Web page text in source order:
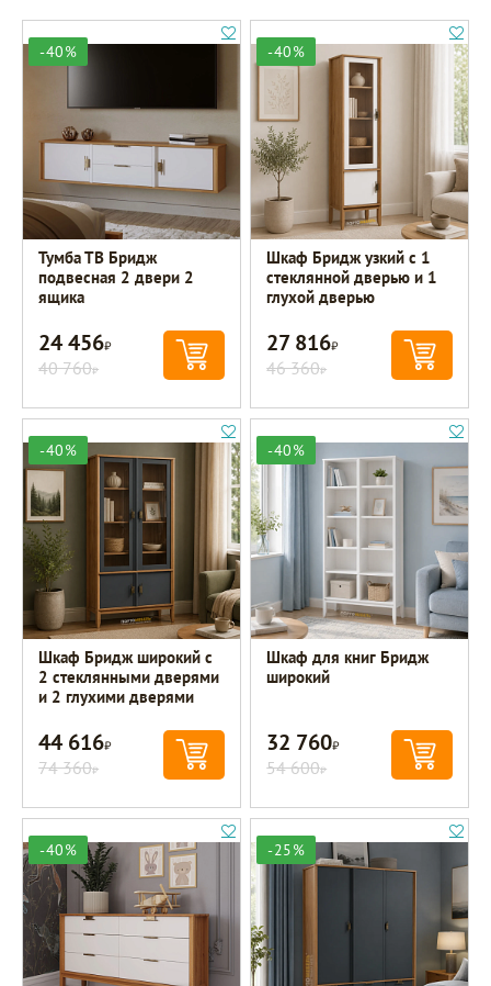
-40%
Тумба ТВ Бридж
подвесная 2 двери 2
ящика
24 456Р
40 760Р
-40%
Шкаф Бридж узкий с 1
стеклянной дверью и 1
глухой дверью
27 816Р
46 360Р
-40%
Шкаф Бридж широкий с
2 стеклянными дверями
и 2 глухими дверями
44 616Р
74 360Р
-40%
Шкаф для книг Бридж
широкий
32 760Р
54 600Р
-40% -25%